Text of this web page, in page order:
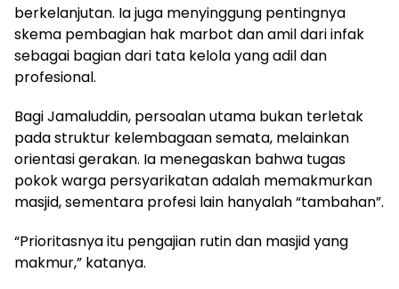
berkelanjutan. Ia juga menyinggung pentingnya
skema pembagian hak marbot dan amil dari infak
sebagai bagian dari tata kelola yang adil dan
profesional.
Bagi Jamaluddin, persoalan utama bukan terletak
pada struktur kelembagaan semata, melainkan
orientasi gerakan. Ia menegaskan bahwa tugas
pokok warga persyarikatan adalah memakmurkan
masjid, sementara profesi lain hanyalah “tambahan”.
“Prioritasnya itu pengajian rutin dan masjid yang
makmur,” katanya.